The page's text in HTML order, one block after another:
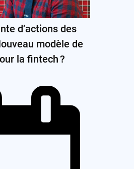
d’actions des
modèle de
la fintech ?